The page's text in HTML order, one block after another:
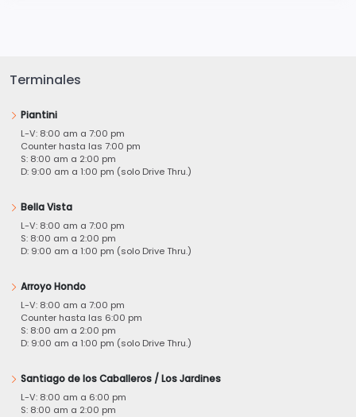
Terminales
Piantini
L-V: 8:00 am a 7:00 pm
Counter hasta las 7:00 pm
S: 8:00 am a 2:00 pm
D: 9:00 am a 1:00 pm (solo Drive Thru.)
Bella Vista
L-V: 8:00 am a 7:00 pm
S: 8:00 am a 2:00 pm
D: 9:00 am a 1:00 pm (solo Drive Thru.)
Arroyo Hondo
L-V: 8:00 am a 7:00 pm
Counter hasta las 6:00 pm
S: 8:00 am a 2:00 pm
D: 9:00 am a 1:00 pm (solo Drive Thru.)
Santiago de los Caballeros / Los Jardines
L-V: 8:00 am a 6:00 pm
S: 8:00 am a 2:00 pm